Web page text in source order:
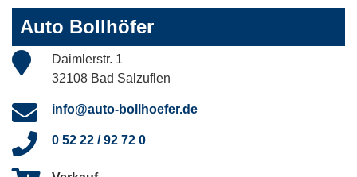
Auto Bollhöfer
Daimlerstr. 1
32108 Bad Salzuflen
info@auto-bollhoefer.de
0 52 22 / 92 72 0